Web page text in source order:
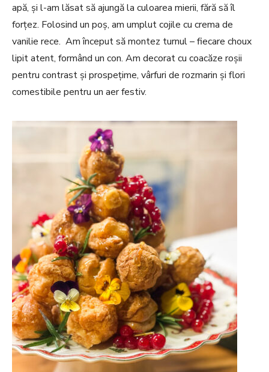
apă, și l-am lăsat să ajungă la culoarea mierii, fără să îl
forțez. Folosind un poș, am umplut cojile cu crema de
vanilie rece. Am început să montez turnul – fiecare choux
lipit atent, formând un con. Am decorat cu coacăze roșii
pentru contrast și prospețime, vârfuri de rozmarin și flori
comestibile pentru un aer festiv.